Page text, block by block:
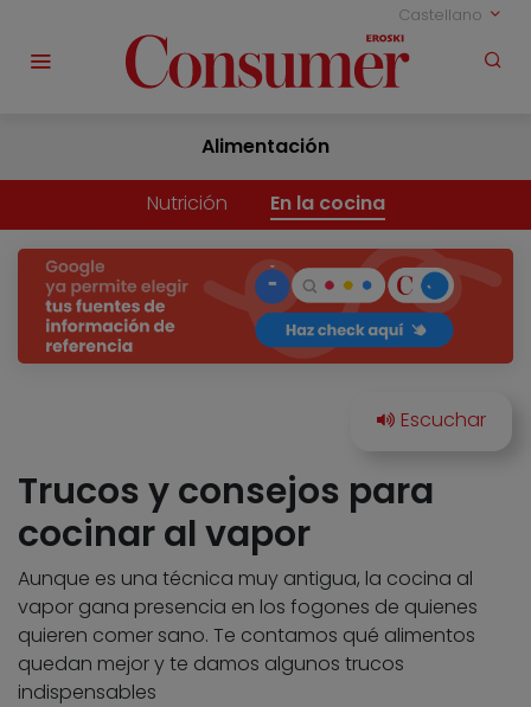
Castellano
Alimentación
Nutrición En la cocina
Trucos y consejos para
cocinar al vapor
Aunque es una técnica muy antigua, la cocina al
vapor gana presencia en los fogones de quienes
quieren comer sano. Te contamos qué alimentos
quedan mejor y te damos algunos trucos
indispensables